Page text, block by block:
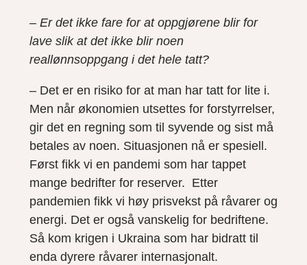
– Er det ikke fare for at oppgjørene blir for
lave slik at det ikke blir noen
reallønnsoppgang i det hele tatt?
– Det er en risiko for at man har tatt for lite i.
Men når økonomien utsettes for forstyrrelser,
gir det en regning som til syvende og sist må
betales av noen. Situasjonen nå er spesiell.
Først fikk vi en pandemi som har tappet
mange bedrifter for reserver. Etter
pandemien fikk vi høy prisvekst på råvarer og
energi. Det er også vanskelig for bedriftene.
Så kom krigen i Ukraina som har bidratt til
enda dyrere råvarer internasjonalt.